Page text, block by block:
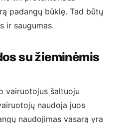
padangų būklę. Tad būtų
ir saugumas.
su žieminėmis
vairuotojus šaltuoju
naudoja juos
naudojimas vasarą yra